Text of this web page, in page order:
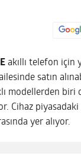
akıllı telefon için
satın
modellerden biri
Cihaz piyasadaki
yer alıyor.